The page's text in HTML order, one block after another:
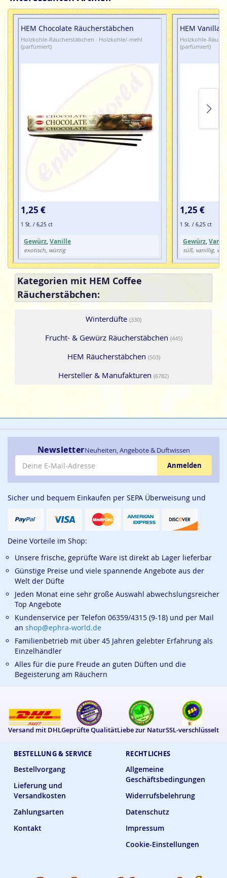
HEM Chocolate Räucherstäbchen
Holzkohle-Räucherstäbchen · Holzkohle/-mehl
(parfümiert)
1,25 €
1 St. / 6,25 ct
Gewürz Vanille
exotisch, würzig
HEM Vanilla
Holzkohle-
(parfümiert)
1,25 €
1 St. / 6,25 ct
Gewürz,
süß, vanillig,
Kategorien mit HEM Coffee
Räucherstäbchen:
Winterdüfte (330)
Frucht- & Gewürz Räucherstäbchen (445)
HEM Räucherstäbchen (503)
Hersteller & Manufakturen (6782)
BESTELLUNG & SERVICE
Bestellvorgang
Lieferung und
Versandkosten
Zahlungsarten
Kontakt
RECHTLICHES
Allgemeine
Geschäftsbedingungen
Widerrufsbelehrung
Datenschutz
Impressum
Cookie-Einstellungen
NewsletterNeuheiten, Angebote & Duftwissen
E-Mail-Adresse
Anmelden
Sicher und bequem Einkaufen per SEPA Überweisung und
Deine Vorteile im Shop:
Unsere frische, geprüfte Ware ist direkt ab Lager lieferbar
Günstige Preise und viele spannende Angebote aus der
Welt der Düfte
Jeden Monat eine sehr große Auswahl abwechslungsreicher
Top Angebote
Kundenservice per Telefon 06359/4315 (9-18) und per Mail
an shop@ephra-world.de
Familienbetrieb mit über 45 Jahren gelebter Erfahrung als
Einzelhändler
Alles für die pure Freude an guten Düften und die
Begeisterung am Räuchern
Versand mit DHLGeprüfte QualitätLiebe zur NaturSSL-verschlüsselt